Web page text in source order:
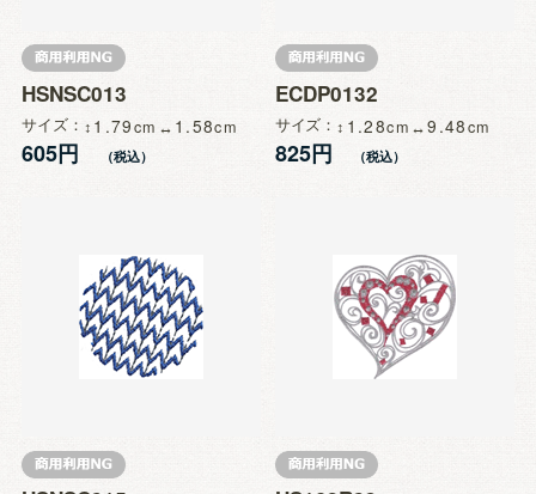
HSNSC013
サイズ 1.79 1.58
605円
ECDP0132
サイズ 1.28 9.48
825円